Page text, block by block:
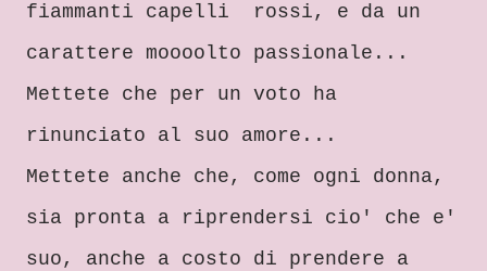
fiammanti capelli rossi ,
e da un
carattere moooolto passionale...
Mettete che per un voto ha
rinunciato al suo amore...
Mettete anche che , come ogni donna,
sia pronta a riprendersi cio' che e'
suo, anche a costo di prendere a